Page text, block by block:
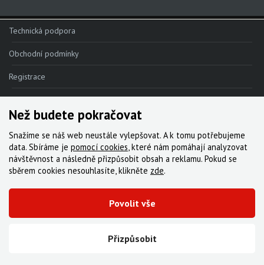
Red AXS E1
Rival AXS E1
Force XPLR AXS E1
Force eTap AXS Iridescent
Force eTap AXS
Rival eTap AXS
Apex eTap AXS
Technická podpora
Obchodní podmínky
Registrace
Reklamace
Kde nakoupit
Kontakt
Servis
Ke stažení
© 2000-2026 Všechna práva vyhrazena,Cyklo Žitný, s.r.o.|Zásady cookies
Než budete pokračovat
Snažíme se náš web neustále vylepšovat. A k tomu potřebujeme
data. Sbíráme je pomocí cookies, které nám pomáhají analyzovat
návštěvnost a následně přizpůsobit obsah a reklamu. Pokud se
sběrem cookies nesouhlasíte, klikněte zde.
Přizpůsobit
Povolit vše